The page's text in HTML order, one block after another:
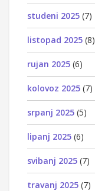
studeni 2025 (7)
listopad 2025 (8)
rujan 2025 (6)
kolovoz 2025 (7)
srpanj 2025 (5)
lipanj 2025 (6)
svibanj 2025 (7)
travanj 2025 (7)